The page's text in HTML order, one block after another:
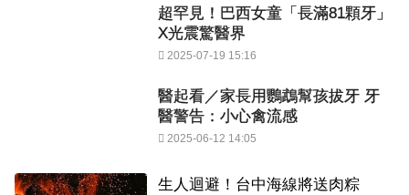
超罕見！巴西女童「長滿81顆牙」
X光震驚醫界
2025-07-19 15:16
醫起看／家長用鸚鵡幫孩拔牙 牙
醫警告：小心禽流感
2025-06-12 14:05
生人迴避！台中海線將送肉粽